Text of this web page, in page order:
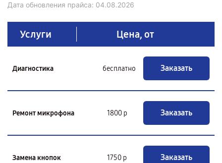
Дата обновления прайса: 04.08.2026
Услуги Цена, от
Диагностика бесплатно Заказать
Ремонт микрофона 1800 р Заказать
Замена кнопок 1750 р Заказать